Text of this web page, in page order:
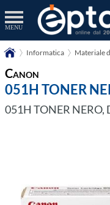
MENU
Informatica Materiale
Canon
051H TONER
051H TONER NERO,